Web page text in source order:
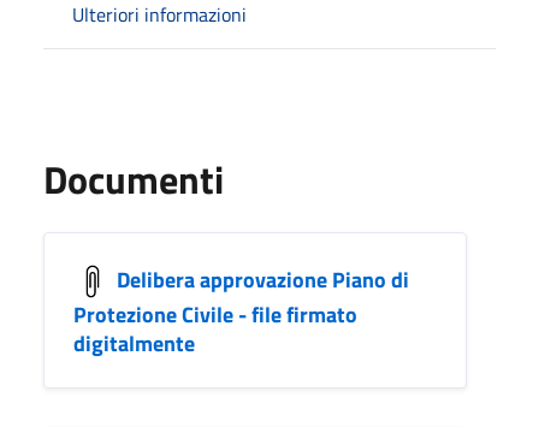
Ulteriori informazioni
Documenti
Delibera approvazione Piano di
Protezione Civile - file firmato
digitalmente